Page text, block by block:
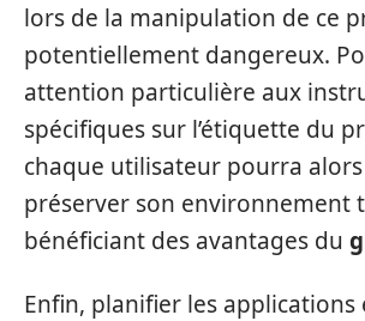
lors de la manipulation de ce
potentiellement dangereux.
attention particulière aux
spécifiques sur l’étiquette du
chaque utilisateur pourra
préserver son environnement
bénéficiant des avantages du
Enfin, planifier les